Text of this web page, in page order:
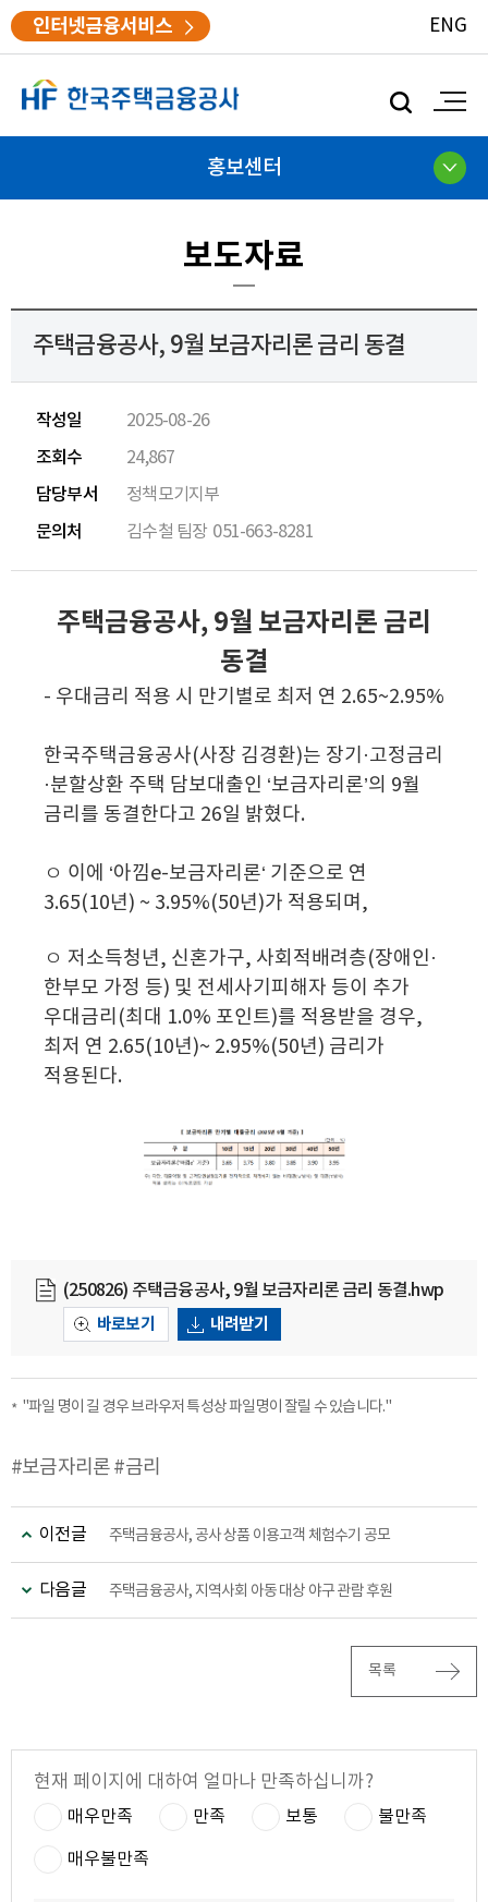
인터넷금융서비스 ENG
홍보센터
보도자료
주택금융공사, 9월 보금자리론 금리 동결
작성일
2025-08-26
조회수
24,867
담당부서
정책모기지부
문의처
김수철 팀장 051-663-8281
주택금융공사, 9월 보금자리론 금리
동결
- 우대금리 적용 시 만기별로 최저 연 2.65~2.95%
한국주택금융공사(사장 김경환)는 장기·고정금리
·분할상환 주택 담보대출인 ‘보금자리론’의 9월
금리를 동결한다고 26일 밝혔다.
ㅇ 이에 ‘아낌e-보금자리론‘ 기준으로 연
3.65(10년) ~ 3.95%(50년)가 적용되며,
ㅇ 저소득청년, 신혼가구, 사회적배려층(장애인·
한부모 가정 등) 및 전세사기피해자 등이 추가
우대금리(최대 1.0% 포인트)를 적용받을 경우,
최저 연 2.65(10년)~ 2.95%(50년) 금리가
적용된다.
(250826) 주택금융공사, 9월 보금자리론 금리 동결.hwp
바로보기
내려받기
"파일 명이 길 경우 브라우저 특성상 파일명이 잘릴 수 있습니다."
#보금자리론 #금리
목록
이전글 주택금융공사, 공사 상품 이용고객 체험수기 공모
다음글 주택금융공사, 지역사회 아동 대상 야구 관람 후원
현재 페이지에 대하여 얼마나 만족하십니까?
매우만족 만족 보통 불만족
매우불만족